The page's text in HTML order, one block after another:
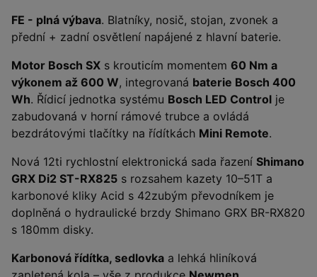
FE - plná výbava. Blatníky, nosič, stojan, zvonek a
přední + zadní osvětlení napájené z hlavní baterie.
Motor Bosch SX s krouticím momentem 60 Nm a
výkonem až 600 W, integrovaná baterie Bosch 400
Wh. Řídicí jednotka systému Bosch LED Control je
zabudovaná v horní rámové trubce a ovládá
bezdrátovými tlačítky na řídítkách Mini Remote.
Nová 12ti rychlostní elektronická sada řazení Shimano
GRX Di2 ST-RX825 s rozsahem kazety 10–51T a
karbonové kliky Acid s 42zubým převodníkem je
doplněná o hydraulické brzdy Shimano GRX BR-RX820
s 180mm disky.
Karbonová řídítka, sedlovka a lehká hliníková